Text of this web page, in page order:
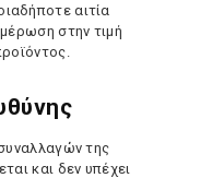
αιτία
στην τιμή
της
και δεν υπέχει